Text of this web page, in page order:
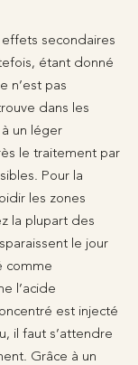
secondaires
étant donné
n’est pas
dans les
un léger
le traitement par
Pour la
les zones
la plupart des
le jour
comme
l’acide
est injecté
il faut s’attendre
Grâce à un